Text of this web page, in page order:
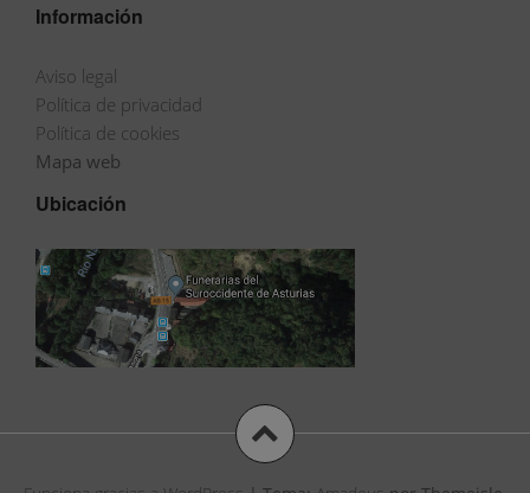
Información
Aviso legal
Política de privacidad
Política de cookies
Mapa web
Ubicación